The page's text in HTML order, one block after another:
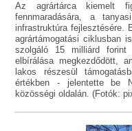
Az agrártárca kiemelt
fennmaradására, a
infrastruktúra fejlesztésére.
agrártámogatási ciklusban
szolgáló 15 milliárd forint
elbírálása megkezdődött,
lakos részesül
értékben - jelentette be
közösségi oldalán. (Fotók: